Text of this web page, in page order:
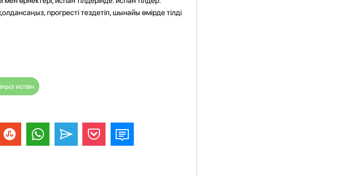
прогресті тездетіп, шынайы өмірде тілді
испан